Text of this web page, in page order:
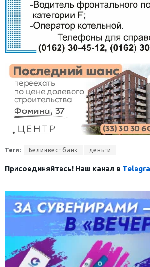
Теги: Белинвестбанк деньги
Присоединяйтесь! Наш канал в